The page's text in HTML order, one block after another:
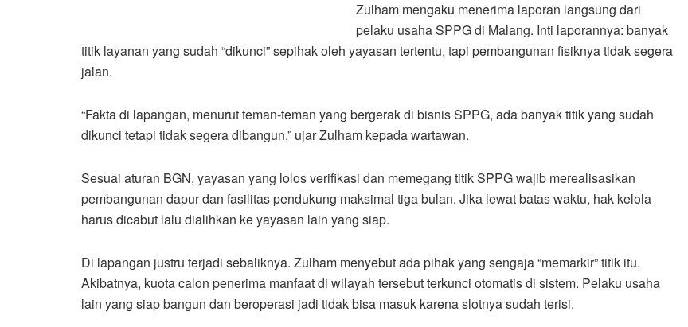
Zulham mengaku menerima laporan langsung dari
pelaku usaha SPPG di Malang. Inti laporannya: banyak
titik layanan yang sudah “dikunci” sepihak oleh yayasan tertentu, tapi pembangunan fisiknya tidak segera
jalan.
“Fakta di lapangan, menurut teman-teman yang bergerak di bisnis SPPG, ada banyak titik yang sudah
dikunci tetapi tidak segera dibangun,” ujar Zulham kepada wartawan.
Sesuai aturan BGN, yayasan yang lolos verifikasi dan memegang titik SPPG wajib merealisasikan
pembangunan dapur dan fasilitas pendukung maksimal tiga bulan. Jika lewat batas waktu, hak kelola
harus dicabut lalu dialihkan ke yayasan lain yang siap.
Di lapangan justru terjadi sebaliknya. Zulham menyebut ada pihak yang sengaja “memarkir” titik itu.
Akibatnya, kuota calon penerima manfaat di wilayah tersebut terkunci otomatis di sistem. Pelaku usaha
lain yang siap bangun dan beroperasi jadi tidak bisa masuk karena slotnya sudah terisi.